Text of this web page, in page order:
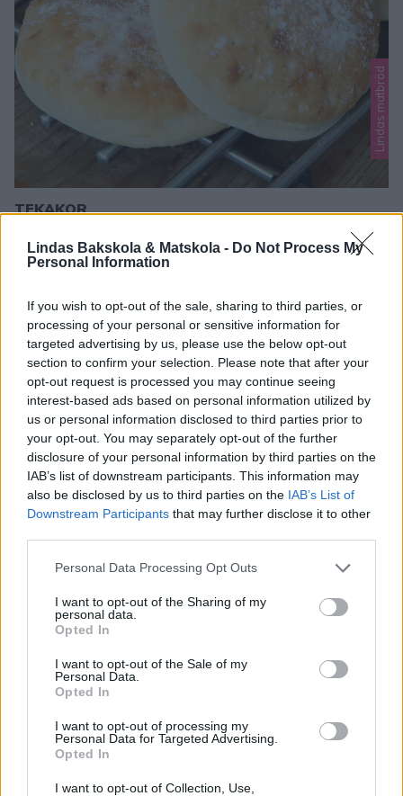
Lindas Bakskola & Matskola - Do Not Process My
Personal Information
If you wish to opt-out of the sale, sharing to third parties, or
processing of your personal or sensitive information for
targeted advertising by us, please use the below opt-out
section to confirm your selection. Please note that after your
opt-out request is processed you may continue seeing
interest-based ads based on personal information utilized by
us or personal information disclosed to third parties prior to
your opt-out. You may separately opt-out of the further
disclosure of your personal information by third parties on the
IAB’s list of downstream participants. This information may
also be disclosed by us to third parties on the IAB’s List of
Downstream Participants that may further disclose it to other
Personal Data Processing Opt Outs
I want to opt-out of the Sharing of my
personal data.
Opted In
I want to opt-out of the Sale of my
Personal Data.
Opted In
I want to opt-out of processing my
Personal Data for Targeted Advertising.
Opted In
I want to opt-out of Collection, Use,
Lindas matbröd
TEKAKOR
Tekakor är magiskt gott – ett favoritbröd som både barn
och vuxna brukar älska! Frys gärna in dem och ta fram vid
här för recept! Tips! Baka tekakor med grovt mjöl – klicka
här för recept! Tekakor Ca 20 st 50 g jäst 6 dl …